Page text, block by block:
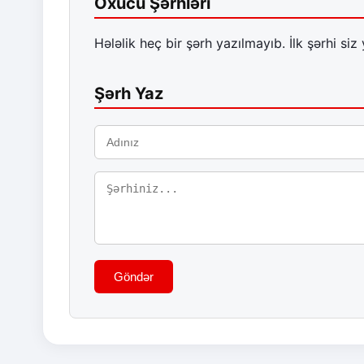
Hələlik heç bir şərh yazılmayıb. İlk şərhi siz
Şərh Yaz
Göndər